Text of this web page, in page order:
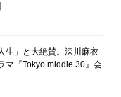
生」と大絶賛。深川麻衣
マ『Tokyo middle 30』会